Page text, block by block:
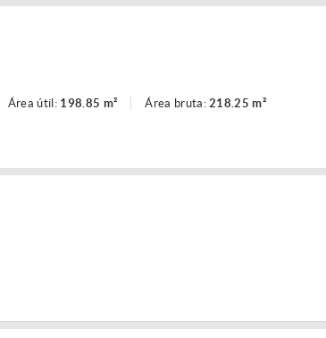
Área útil: 198.85 m² Área bruta:218.25 m²